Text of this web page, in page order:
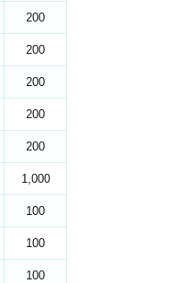
200
200
200
200
200
1,000
100
100
100